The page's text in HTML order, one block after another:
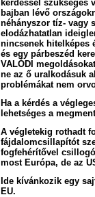
kérdéssel szükséges
bajban lévő
néhányszor tíz- vagy
elodázhatatlan
nincsenek hitelképes
és egy párbeszéd
VALÓDI
ne az ő uralkodásuk
problémákat nem
Ha a kérdés a
lehetséges a
A végletekig rothadt
fájdalomcsillapítót
fogfehérítővel
most Európa, de az
Ide kívánkozik egy
EU.